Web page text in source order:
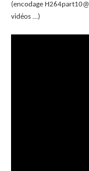
(encodage
vidéos …)